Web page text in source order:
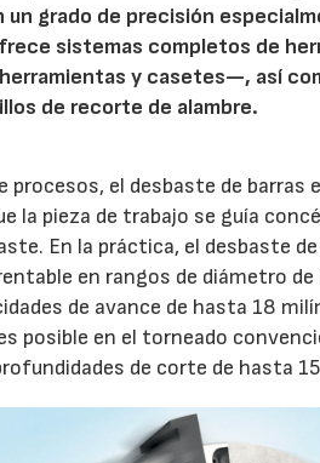
grado de precisión
sistemas completos de
y casetes—, así
de recorte de alambre.
procesos, el desbaste de
la pieza de trabajo se guía
En la práctica, el desbaste
en rangos de diámetro
de avance de hasta 18
posible en el torneado
de corte de hasta